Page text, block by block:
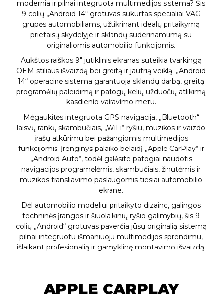
modernia ir pilnai integruota multimedijos sistema? Šis
9 colių „Android 14“ grotuvas sukurtas specialiai VAG
grupės automobiliams, užtikrinant idealų pritaikymą
prietaisų skydelyje ir sklandų suderinamumą su
originaliomis automobilio funkcijomis.
Aukštos raiškos 9″ jutiklinis ekranas suteikia tvarkingą
OEM stiliaus išvaizdą bei greitą ir jautrią veiklą. „Android
14“ operacinė sistema garantuoja sklandų darbą, greitą
programėlių paleidimą ir patogų kelių užduočių atlikimą
kasdienio vairavimo metu.
Mėgaukitės integruota GPS navigacija, „Bluetooth“
laisvų rankų skambučiais, „WiFi“ ryšiu, muzikos ir vaizdo
įrašų atkūrimu bei pažangiomis multimedijos
funkcijomis. Įrenginys palaiko belaidį „Apple CarPlay“ ir
„Android Auto“, todėl galėsite patogiai naudotis
navigacijos programėlėmis, skambučiais, žinutėmis ir
muzikos transliavimo paslaugomis tiesiai automobilio
ekrane.
Dėl automobilio modeliui pritaikyto dizaino, galingos
techninės įrangos ir šiuolaikinių ryšio galimybių, šis 9
colių „Android“ grotuvas paverčia jūsų originalią sistemą
pilnai integruotu išmaniuoju multimedijos sprendimu,
išlaikant profesionalią ir gamyklinę montavimo išvaizdą.
APPLE CARPLAY